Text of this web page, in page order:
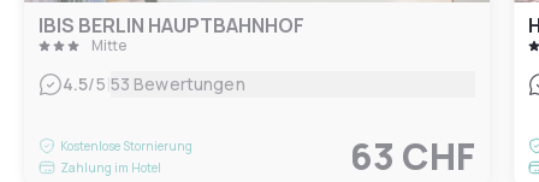
IBIS BERLIN HAUPTBAHNHOF
Mitte
4.5/5 53 Bewertungen
Kostenlose Stornierung
Zahlung im Hotel
63 CHF